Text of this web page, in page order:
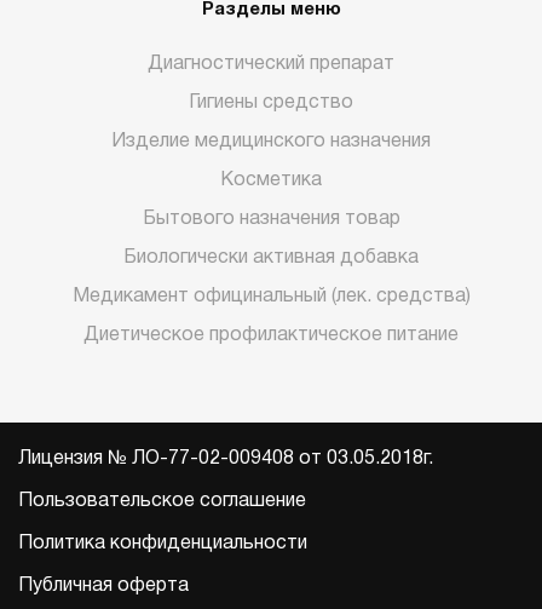
Разделы меню
Диагностический препарат
Гигиены средство
Изделие медицинского назначения
Косметика
Бытового назначения товар
Биологически активная добавка
Медикамент официнальный (лек. средства)
Диетическое профилактическое питание
Лицензия № ЛО-77-02-009408 от 03.05.2018г.
Пользовательское соглашение
Политика конфиденциальности
Публичная оферта